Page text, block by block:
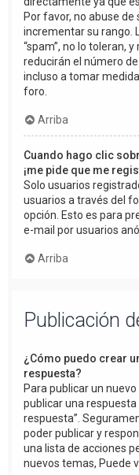
Por favor, no abuse
incrementar su rango.
“spam”, no lo toleran,
reducirán el número
incluso a tomar
foro.
Arriba
Cuando hago clic
¡me pide que me
Solo usuarios
usuarios a través del
opción. Esto es para
e-mail por usuarios
Arriba
Publicación
¿Cómo puedo crear
respuesta?
Para publicar un
publicar una respuesta
respuesta”.
poder publicar y
una lista de acciones
nuevos temas, Puede